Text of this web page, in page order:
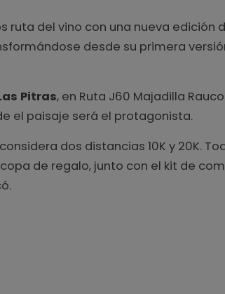
ruta del vino con una nueva edición
desde su primera
Pitras, en Ruta J60 Majadilla
el paisaje será el protagonista.
dos distancias 10K y 20K.
de regalo, junto con el kit de